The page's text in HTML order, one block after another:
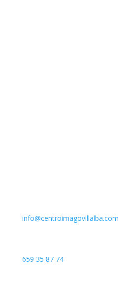
info@centroimagovillalba.com
659 35 87 74